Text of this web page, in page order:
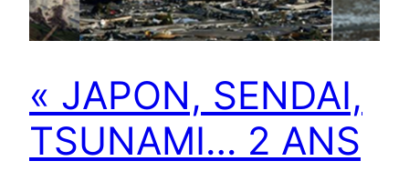
« JAPON, SENDAI,
TSUNAMI… 2 ANS